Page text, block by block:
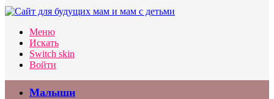
Меню
Искать
Switch skin
Войти
Малыши